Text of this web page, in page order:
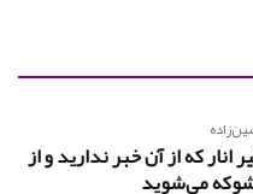
که از آن خبر ندارید و از
می‌شوید